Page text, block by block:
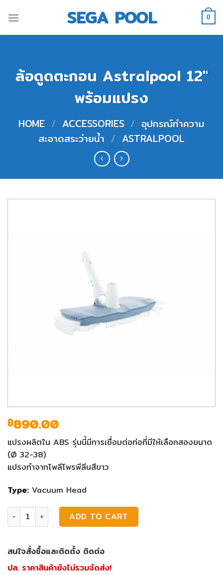
to
SEGA POOL 0
ล้อดูดตะกอน Astralpool 12″
พร้อมแปรง
HOME / ACCESSORIES / อุปกรณ์ทำความ
สะอาดสระว่ายน้ำ / ASTRALPOOL
฿890.00
แปรงผลิตใน ABS รุ่นนี้มีการเชื่อมต่อท่อที่มีให้เลือกสองขนาด
(Ø 32-38)
แปรงทำจากโพลีโพรพีลีนสีขาว
Type: Vacuum Head
ล้อดูดตะกอน Astralpool 12" พร้อมแปรง quantity
ADD TO CART
สนใจสั่งซื้อและติดตั้ง ติดต่อ
ปล. ราคาสินค้ายังไม่รวมจัดส่ง!